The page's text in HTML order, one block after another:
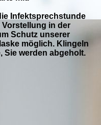
Infektsprechstunde
Vorstellung in der
Schutz unserer
möglich. Klingeln
Sie werden abgeholt.